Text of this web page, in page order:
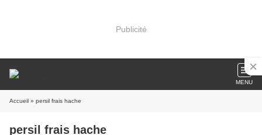
Publicité
MENU
Accueil » persil frais hache
persil frais hache